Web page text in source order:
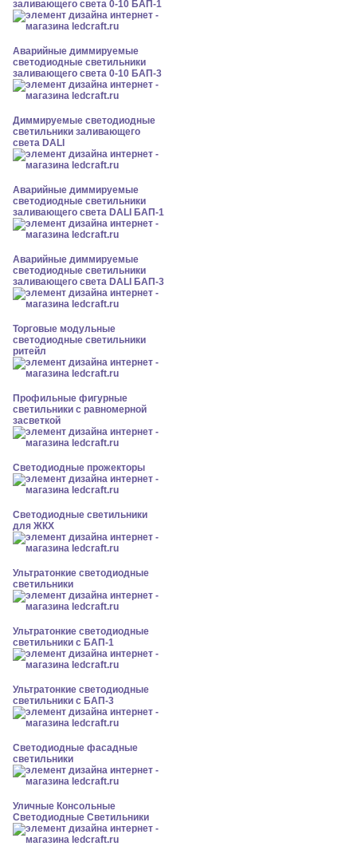
заливающего света 0-10 БАП-1
Аварийные диммируемые
светодиодные светильники
заливающего света 0-10 БАП-3
Диммируемые светодиодные
светильники заливающего
света DALI
Аварийные диммируемые
светодиодные светильники
заливающего света DALI БАП-1
Аварийные диммируемые
светодиодные светильники
заливающего света DALI БАП-3
Торговые модульные
светодиодные светильники
ритейл
Профильные фигурные
светильники с равномерной
засветкой
Светодиодные прожекторы
Светодиодные светильники
для ЖКХ
Ультратонкие светодиодные
светильники
Ультратонкие светодиодные
светильники с БАП-1
Ультратонкие светодиодные
светильники с БАП-3
Светодиодные фасадные
светильники
Уличные Консольные
Светодиодные Светильники